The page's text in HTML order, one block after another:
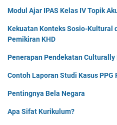
Modul Ajar IPAS Kelas IV Topik
Kekuatan Konteks Sosio-Kultural
Pemikiran KHD
Penerapan Pendekatan Culturally
Contoh Laporan Studi Kasus PPG
Pentingnya Bela Negara
Apa Sifat Kurikulum?